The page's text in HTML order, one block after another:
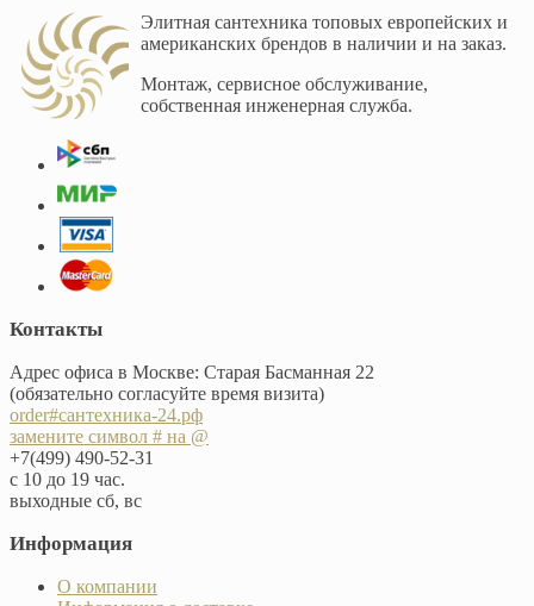
Элитная сантехника топовых европейских и
американских брендов в наличии и на заказ.
Монтаж, сервисное обслуживание,
собственная инженерная служба.
Контакты
Адрес офиса в Москве: Старая Басманная 22
(обязательно согласуйте время визита)
order#сантехника-24.рф
замените символ # на @
+7(499) 490-52-31
с 10 до 19 час.
выходные сб, вс
Информация
О компании